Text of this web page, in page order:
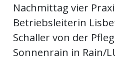
Nachmittag vier
Betriebsleiterin
Schaller von der
Sonnenrain in Rain/